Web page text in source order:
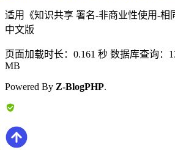
适用《知识共享 署名-非商业性使用-相
中文版
页面加载时长：0.161 秒 数据库查询：
MB
Powered By Z-BlogPHP.